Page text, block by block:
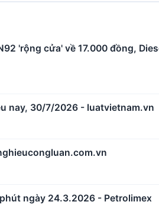
'rộng cửa' về 17.000 đồng,
nay, 30/7/2026 - luatvietnam.vn
ngày 24.3.2026 - Petrolimex